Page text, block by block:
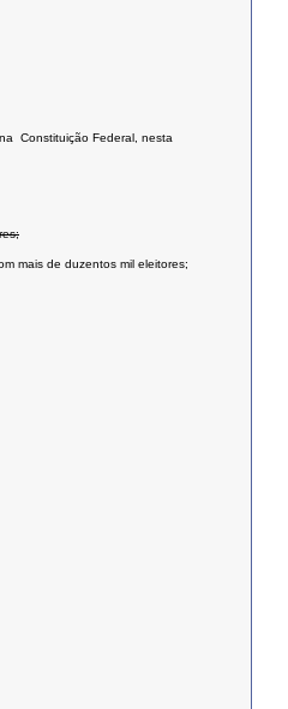
Constituição Federal, nesta
mais de duzentos mil eleitores;